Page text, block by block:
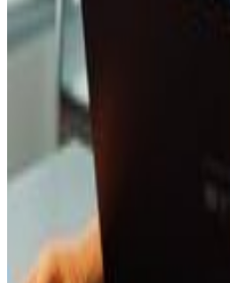
¿Quién soy?
Consultor de Marketing Digital &
en automatización CRM,
aplicada a los negocios.
Automatiza.dev
CATÁLOGO
ACADEMIA
FRANCISCO
ENVIAR FEEDBACK
© 2024 Automatiza.dev. Todos
reservados.